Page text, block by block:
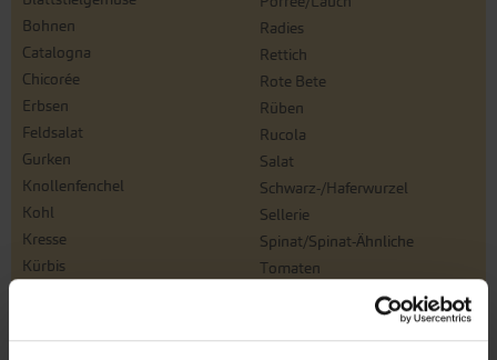
Bohnen
Catalogna
Chicorée
Erbsen
Feldsalat
Gurken
Knollenfenchel
Kohl
Kresse
Kürbis
Melone
Radies
Rettich
Rote Bete
Rüben
Rucola
Salat
Schwarz-/Haferwurzel
Sellerie
Spinat/Spinat-Ähnliche
Tomaten